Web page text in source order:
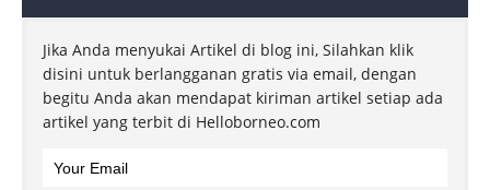
Jika Anda menyukai Artikel di blog ini, Silahkan klik
disini untuk berlangganan gratis via email, dengan
begitu Anda akan mendapat kiriman artikel setiap ada
artikel yang terbit di Helloborneo.com